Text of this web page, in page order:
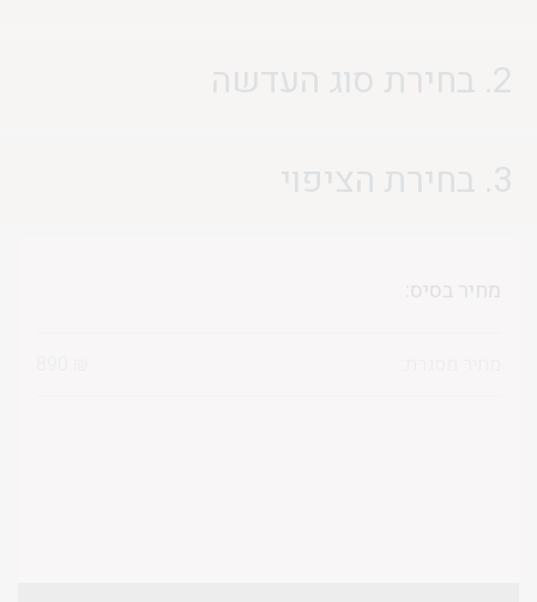
2. בחירת סוג העדשה
3. בחירת הציפוי
מחיר בסיס: